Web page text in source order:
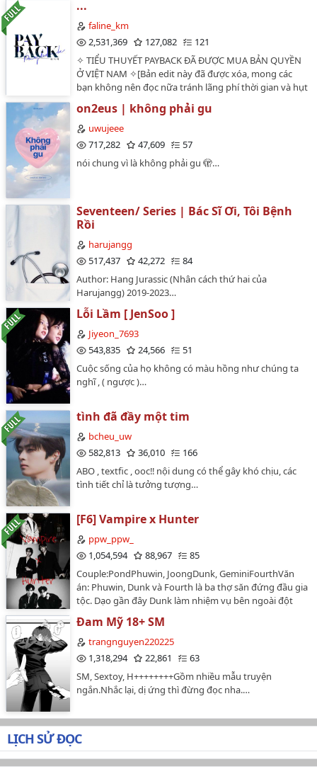
...
faline_km
2,531,369
127,082
121
✧ TIỂU THUYẾT PAYBACK ĐÃ ĐƯỢC MUA BẢN QUYỀN
Ở VIỆT NAM ✧[Bản edit này đã được xóa, mong các
bạn không nên đọc nữa tránh lãng phí thời gian và hụt
hẫng, hãy đón đọc tiểu thuyết xuất bản nha!]Tác giả:
SamkỦng hộ tác giả:
ridibooks.com/books/2259010657Tag: Boylove, Hiện
đại, Giới giải trí, Trả thù, Cường cường, Ngôi thứ nhất,
on2eus | không phải gu
uwujeee
717,282
47,609
57
nói chung vì là không phải gu 🫣…
Seventeen/ Series | Bác Sĩ Ơi, Tôi Bệnh
Rồi
harujangg
517,437
42,272
84
Author: Hang Jurassic (Nhân cách thứ hai của
Harujangg) 2019-2023…
Lỗi Lầm [ JenSoo ]
Jiyeon_7693
543,835
24,566
51
Cuộc sống của họ không có màu hồng như chúng ta
nghĩ , ( ngược )…
tình đã đầy một tim
bcheu_uw
582,813
36,010
166
ABO , textfic , ooc‼️ nội dung có thể gây khó chịu, các
tình tiết chỉ là tưởng tượng…
[F6] Vampire x Hunter
ppw_ppw_
1,054,594
88,967
85
Couple:PondPhuwin, JoongDunk, GeminiFourthVăn
án: Phuwin, Dunk và Fourth là ba thợ săn đứng đầu gia
tộc. Dạo gần đây Dunk làm nhiệm vụ bên ngoài đột
nhiên mất tích, Fourth dùng khả năng định vị của mình
tìm được vị trí thì biết được Dunk đang bị một Vampire
huyết tộc bắt giữ. Phuwin ghét cay ghét đắng bọn
Vampire chuyên hút máu người, lần này cậu cùng
năng siêu phàm nhưng lần này Phuwin không ngờ
người cậu đụng chạm lại là 1 trong 3 Vampire cao quý
thành con mồi của hắn...…
Đam Mỹ 18+ SM
trangnguyen220225
1,318,294
22,861
63
SM, Sextoy, H++++++++Gồm nhiều mẫu truyện
ngắn.Nhắc lại, dị ứng thì đừng đọc nha.…
LỊCH SỬ ĐỌC